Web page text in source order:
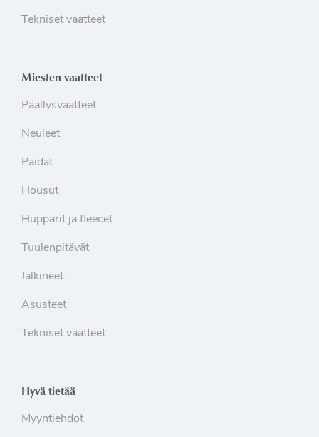
Tekniset vaatteet
Miesten vaatteet
Päällysvaatteet
Neuleet
Paidat
Housut
Hupparit ja fleecet
Tuulenpitävät
Jalkineet
Asusteet
Tekniset vaatteet
Hyvä tietää
Myyntiehdot